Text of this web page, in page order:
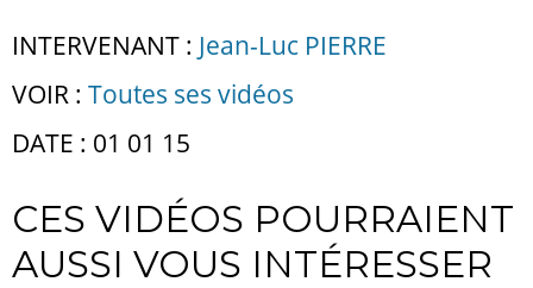
INTERVENANT : Jean-Luc PIERRE
VOIR : Toutes ses vidéos
DATE : 01 01 15
CES VIDÉOS POURRAIENT
AUSSI VOUS INTÉRESSER